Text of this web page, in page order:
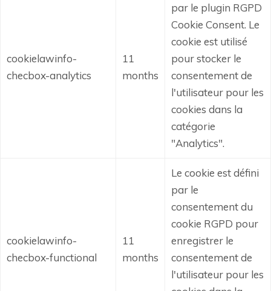
cookielawinfo-
checbox-analytics
11
months
par le plugin RGPD
Cookie Consent. Le
cookie est utilisé
pour stocker le
consentement de
l'utilisateur pour les
cookies dans la
catégorie
"Analytics".
cookielawinfo-
checbox-functional
11
months
Le cookie est défini
par le
consentement du
cookie RGPD pour
enregistrer le
consentement de
l'utilisateur pour les